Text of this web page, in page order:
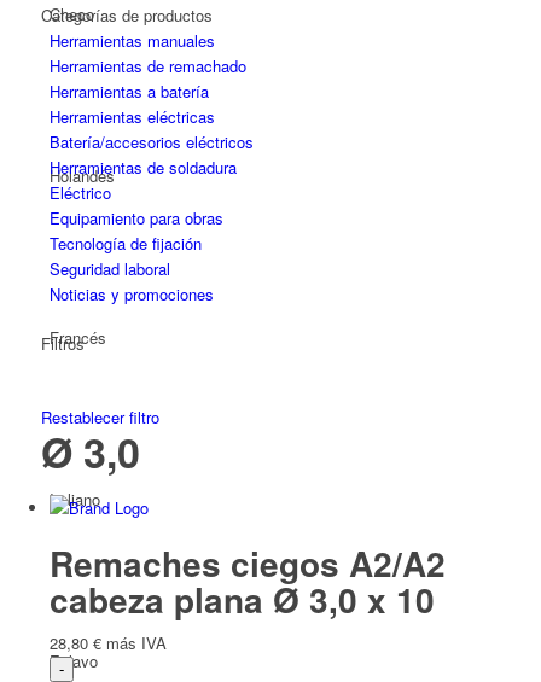
Checo
Holandés
Francés
Italiano
Eslavo
Categorías de productos
Herramientas manuales
Herramientas de remachado
Herramientas a batería
Herramientas eléctricas
Batería/accesorios eléctricos
Herramientas de soldadura
Eléctrico
Equipamiento para obras
Tecnología de fijación
Seguridad laboral
Noticias y promociones
Filtros
Restablecer filtro
Ø 3,0
Remaches ciegos A2/A2
cabeza plana Ø 3,0 x 10
28,80 € más IVA